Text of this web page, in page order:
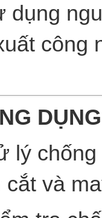
dụng
công
lý
cắt và